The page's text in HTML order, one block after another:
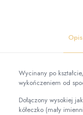
Opis
Wycinany po
wykończeniem od
Dołączony wysokiej
kółeczko (mały